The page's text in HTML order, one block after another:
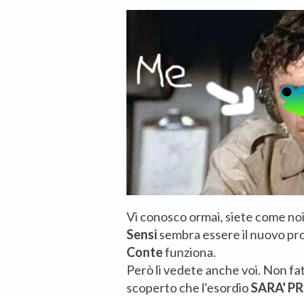
Vi conosco ormai, siete come
Sensisembra essere il nuovo
Contefunziona.
Però li vedete anche voi. Non
scoperto che l'esordioSARA'